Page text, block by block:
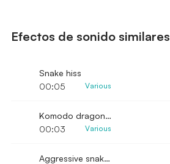
Efectos de sonido similares
Snake hiss
00:05
Various
Komodo dragon hiss
00:03
Various
Aggressive snake hiss